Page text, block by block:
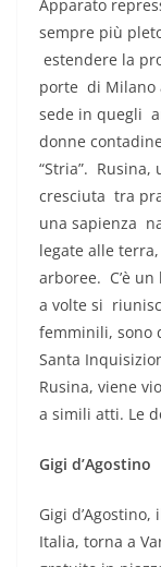
Apparato
sempre più
estendere la
porte di Milano
sede in quegli
donne
“Stria”. Rusina,
cresciuta tra
una sapienza
legate alle
arboree. C’è
a volte si
femminili, sono
Santa
Rusina, viene
a simili atti. Le
Gigi d’Agostino
Gigi
Italia, torna a